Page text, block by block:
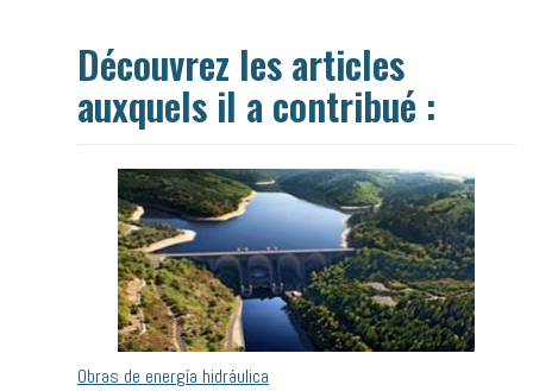
Découvrez les articles
auxquels il a contribué :
Obras de energía hidráulica